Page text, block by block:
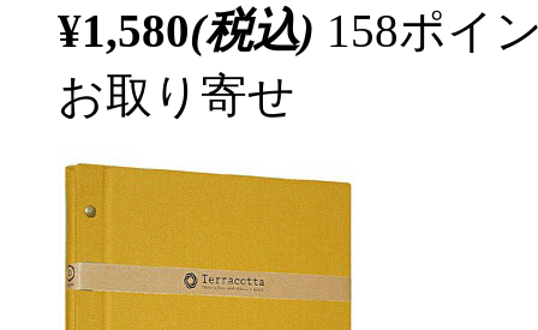
¥1,580(税込) 158ポイ
お取り寄せ